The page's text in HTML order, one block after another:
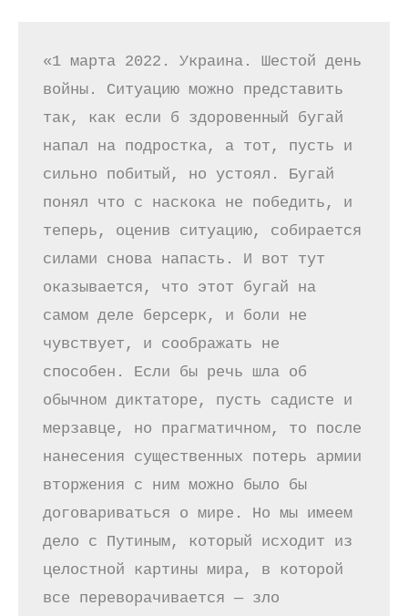
«1 марта 2022. Украина. Шестой день
войны. Ситуацию можно представить
так, как если б здоровенный бугай
напал на подростка, а тот, пусть и
сильно побитый, но устоял. Бугай
понял что с наскока не победить, и
теперь, оценив ситуацию, собирается
силами снова напасть. И вот тут
оказывается, что этот бугай на
самом деле берсерк, и боли не
чувствует, и соображать не
способен. Если бы речь шла об
обычном диктаторе, пусть садисте и
мерзавце, но прагматичном, то после
нанесения существенных потерь армии
вторжения с ним можно было бы
договариваться о мире. Но мы имеем
дело с Путиным, который исходит из
целостной картины мира, в которой
все переворачивается — зло